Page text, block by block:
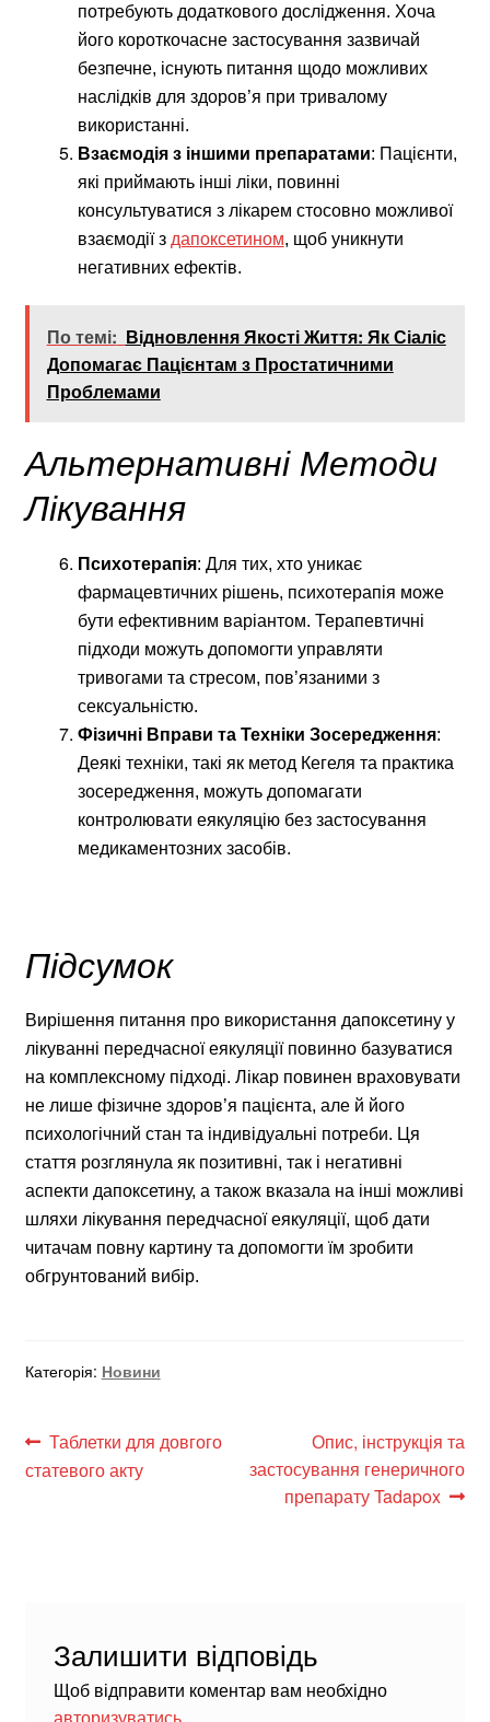
потребують додаткового дослідження. Хоча
його короткочасне застосування зазвичай
безпечне, існують питання щодо можливих
наслідків для здоров’я при тривалому
використанні.
Взаємодія з іншими препаратами: Пацієнти,
які приймають інші ліки, повинні
консультуватися з лікарем стосовно можливої
взаємодії з дапоксетином, щоб уникнути
негативних ефектів.
По темі: Відновлення Якості Життя: Як Сіаліс
Допомагає Пацієнтам з Простатичними
Проблемами
Альтернативні Методи
Лікування
Психотерапія: Для тих, хто уникає
фармацевтичних рішень, психотерапія може
бути ефективним варіантом. Терапевтичні
підходи можуть допомогти управляти
тривогами та стресом, пов’язаними з
сексуальністю.
Фізичні Вправи та Техніки Зосередження:
Деякі техніки, такі як метод Кегеля та практика
зосередження, можуть допомагати
контролювати еякуляцію без застосування
медикаментозних засобів.
Підсумок
Вирішення питання про використання дапоксетину у
лікуванні передчасної еякуляції повинно базуватися
на комплексному підході. Лікар повинен враховувати
не лише фізичне здоров’я пацієнта, але й його
психологічний стан та індивідуальні потреби. Ця
стаття розглянула як позитивні, так і негативні
аспекти дапоксетину, а також вказала на інші можливі
шляхи лікування передчасної еякуляції, щоб дати
читачам повну картину та допомогти їм зробити
обгрунтований вибір.
Категорія: Новини
Навігація
записів
Попередні
записи:
Таблетки для довгого
статевого акту
Наступні
записи:
Опис, інструкція та
застосування генеричного
препарату Tadapox
Залишити відповідь
Щоб відправити коментар вам необхідно